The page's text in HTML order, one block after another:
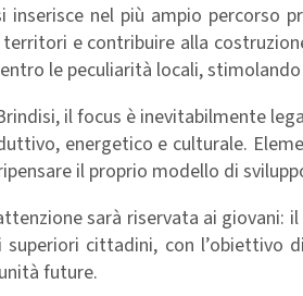
inserisce nel più ampio percorso
e contribuire alla
le peculiarità locali,
il focus è inevitabilmente
energetico e culturale.
il proprio modello di
sarà riservata ai giovani:
cittadini, con l’obiettivo
future.